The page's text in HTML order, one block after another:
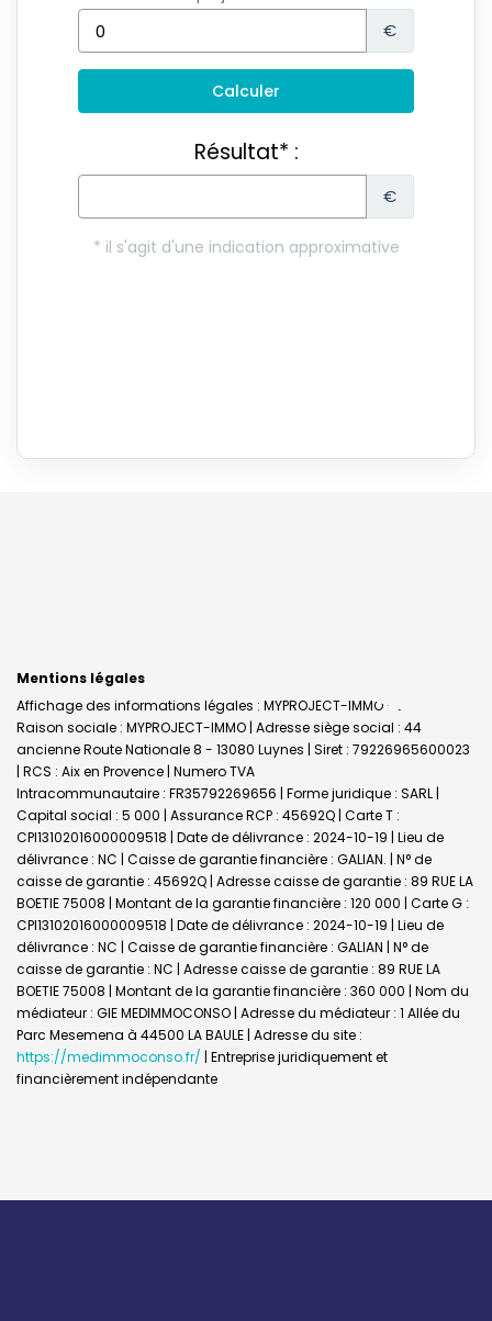
Mentions légales
Affichage des informations légales : MYPROJECT-IMMO - Luynes |
Raison sociale : MYPROJECT-IMMO | Adresse siège social : 44
ancienne Route Nationale 8 - 13080 Luynes | Siret : 79226965600023
| RCS : Aix en Provence | Numero TVA
Intracommunautaire : FR35792269656 | Forme juridique : SARL |
Capital social : 5 000 | Assurance RCP : 45692Q | Carte T :
CPI13102016000009518 | Date de délivrance : 2024-10-19 | Lieu de
délivrance : NC | Caisse de garantie financière : GALIAN. | N° de
caisse de garantie : 45692Q | Adresse caisse de garantie : 89 RUE LA
BOETIE 75008 | Montant de la garantie financière : 120 000 | Carte G :
CPI13102016000009518 | Date de délivrance : 2024-10-19 | Lieu de
délivrance : NC | Caisse de garantie financière : GALIAN | N° de
caisse de garantie : NC | Adresse caisse de garantie : 89 RUE LA
BOETIE 75008 | Montant de la garantie financière : 360 000 | Nom du
médiateur : GIE MEDIMMOCONSO | Adresse du médiateur : 1 Allée du
Parc Mesemena à 44500 LA BAULE | Adresse du site :
https://medimmoconso.fr/ | Entreprise juridiquement et
financièrement indépendante